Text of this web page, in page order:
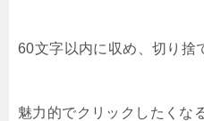
60文字以内に収め、切り捨
魅力的でクリックしたくな